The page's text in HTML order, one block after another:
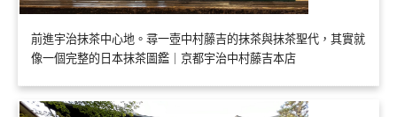
前進宇治抹茶中心地。尋一壺中村藤吉的抹茶與抹茶聖代，其實就
像一個完整的日本抹茶圖鑑｜京都宇治中村藤吉本店